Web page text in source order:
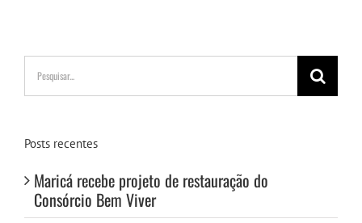
Buscar
resultados
para:
Posts recentes
Maricá recebe projeto de restauração do
Consórcio Bem Viver